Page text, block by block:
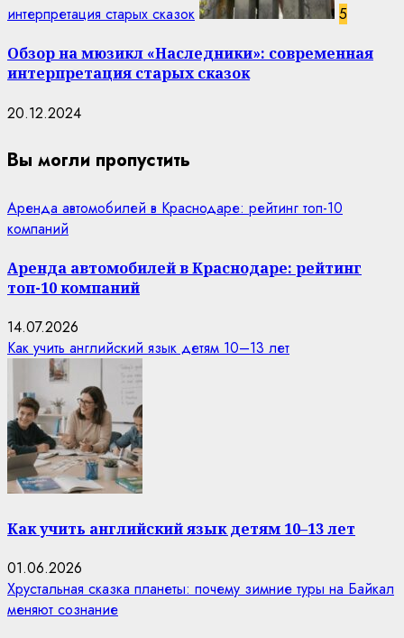
интерпретация старых сказок 5
Обзор на мюзикл «Наследники»: современная
интерпретация старых сказок
20.12.2024
Вы могли пропустить
Аренда автомобилей в Краснодаре: рейтинг топ-10
компаний
Аренда автомобилей в Краснодаре: рейтинг
топ-10 компаний
14.07.2026
Как учить английский язык детям 10–13 лет
Как учить английский язык детям 10–13 лет
01.06.2026
Хрустальная сказка планеты: почему зимние туры на Байкал
меняют сознание